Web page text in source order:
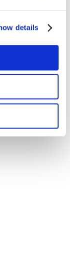
details